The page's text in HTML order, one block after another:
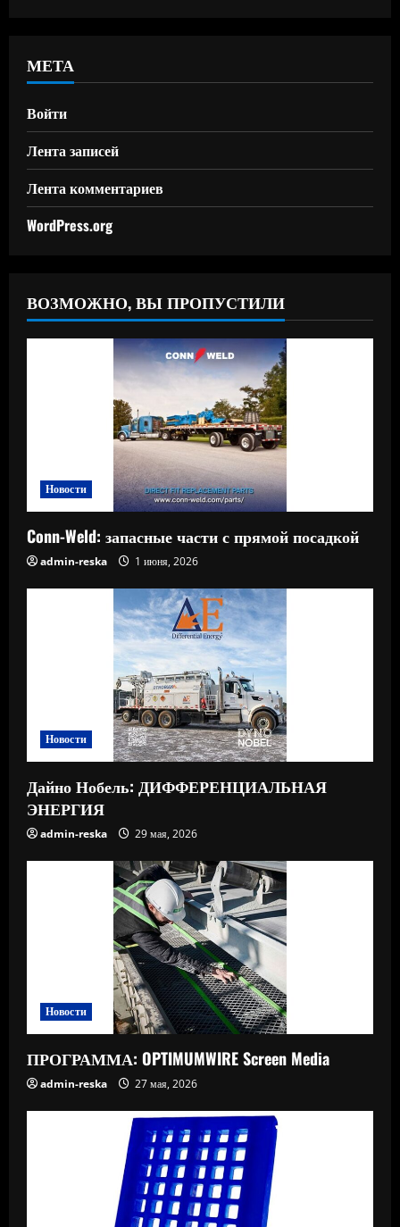
МЕТА
Войти
Лента записей
Лента комментариев
WordPress.org
ВОЗМОЖНО, ВЫ ПРОПУСТИЛИ
Новости
Conn-Weld: запасные части с прямой посадкой
admin-reska 1 июня, 2026
Новости
Дайно Нобель: ДИФФЕРЕНЦИАЛЬНАЯ
ЭНЕРГИЯ
admin-reska 29 мая, 2026
Новости
ПРОГРАММА: OPTIMUMWIRE Screen Media
admin-reska 27 мая, 2026